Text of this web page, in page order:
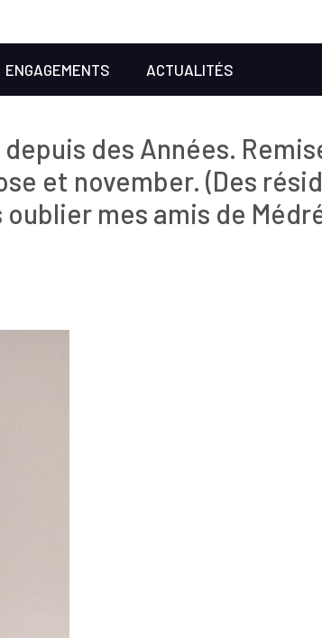
ENGAGEMENTS ACTUALITÉS
des Années.
et november. (Des
mes amis de